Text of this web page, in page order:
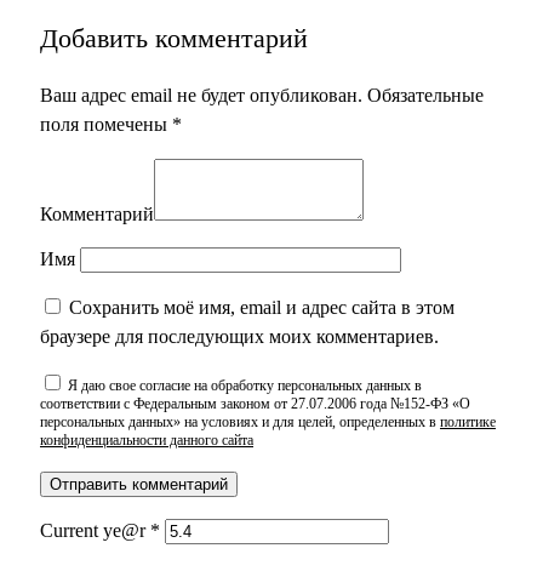
Добавить комментарий
Ваш адрес email не будет опубликован. Обязательные
поля помечены *
Комментарий
Имя
Сохранить моё имя, email и адрес сайта в этом
браузере для последующих моих комментариев.
Я даю свое согласие на обработку персональных данных в
соответствии с Федеральным законом от 27.07.2006 года №152-ФЗ «О
персональных данных» на условиях и для целей, определенных в политике
конфиденциальности данного сайта
Current ye@r *